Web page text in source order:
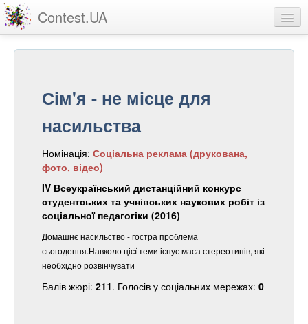
Contest.UA
Статистика
Про проект
реєстрація
Сім'я - не місце для
насильства
Номінація: Соціальна реклама (друкована,
фото, відео)
IV Всеукраїнський дистанційний конкурс
студентських та учнівських наукових робіт із
соціальної педагогіки (2016)
Домашнє насильство - гостра проблема
сьогодення.Навколо цієї теми існує маса стереотипів, які
необхідно розвінчувати
Балів жюрі: 211. Голосів у соціальних мережах: 0